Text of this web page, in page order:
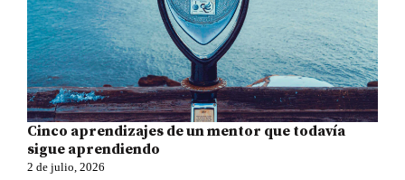
Cinco aprendizajes de un mentor que todavía
sigue aprendiendo
2 de julio, 2026